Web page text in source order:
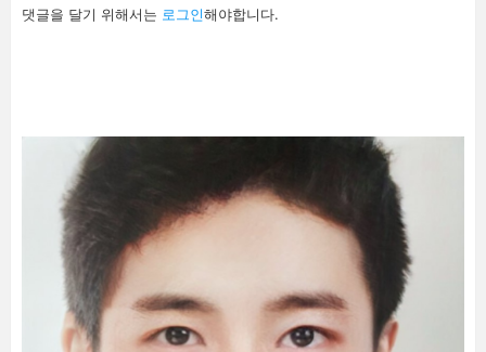
답
글
댓글을 달기 위해서는 로그인해야합니다.